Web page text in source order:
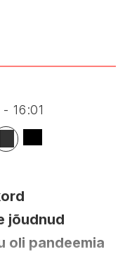
16:01
jõudnud
oli pandeemia